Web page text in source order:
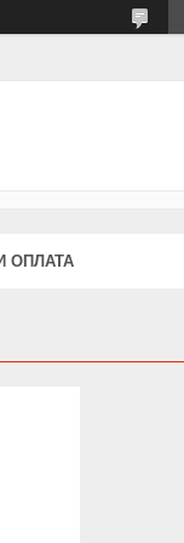
ОПЛАТА